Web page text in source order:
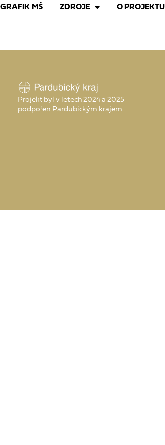
GRAFIK MŠ ZDROJE O PROJEKTU
Projekt byl v letech 2024 a 2025
podpořen Pardubickým krajem.